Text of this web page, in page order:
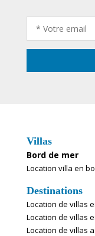
Villas
Bord de mer
Location villa en
Destinations
Location de villas
Location de villas
Location de villas